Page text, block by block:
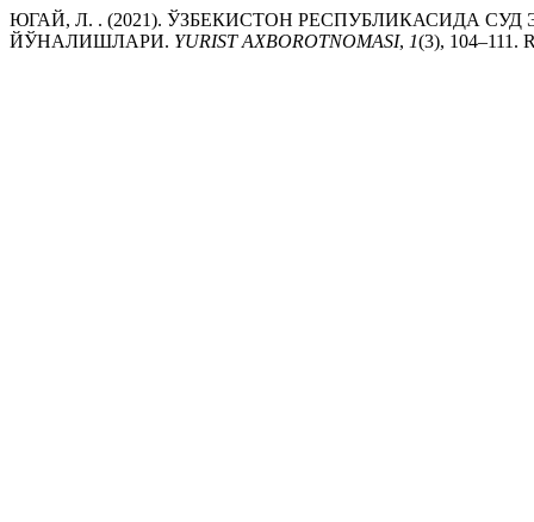
ЮГАЙ, Л. . (2021). ЎЗБЕКИСТОН РЕСПУБЛИКАСИДА
ЙЎНАЛИШЛАРИ. YURIST AXBOROTNOMASI, 1(3), 104–111.